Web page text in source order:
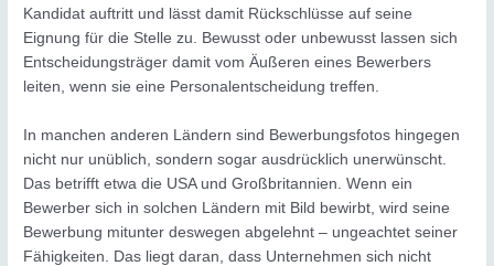
Kandidat auftritt und lässt damit Rückschlüsse auf seine
Eignung für die Stelle zu. Bewusst oder unbewusst lassen sich
Entscheidungsträger damit vom Äußeren eines Bewerbers
leiten, wenn sie eine Personalentscheidung treffen.
In manchen anderen Ländern sind Bewerbungsfotos hingegen
nicht nur unüblich, sondern sogar ausdrücklich unerwünscht.
Das betrifft etwa die USA und Großbritannien. Wenn ein
Bewerber sich in solchen Ländern mit Bild bewirbt, wird seine
Bewerbung mitunter deswegen abgelehnt – ungeachtet seiner
Fähigkeiten. Das liegt daran, dass Unternehmen sich nicht